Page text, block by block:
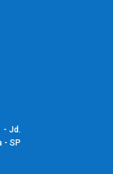
- Jd.
- SP